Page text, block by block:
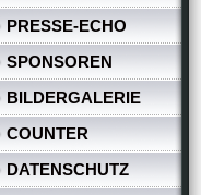
PRESSE-ECHO
SPONSOREN
BILDERGALERIE
COUNTER
DATENSCHUTZ